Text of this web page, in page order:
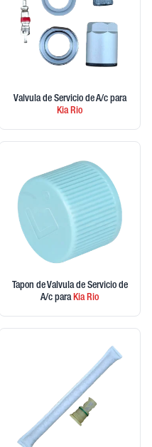
Valvula de Servicio de A/c para
KiaRio
Tapon de Valvula de Servicio de
A/c paraKiaRio